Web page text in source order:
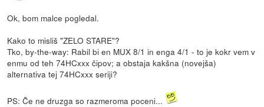
Ok, bom malce pogledal.
Kako to misliš "ZELO STARE"?
Tko, by-the-way: Rabil bi en MUX 8/1 in enga 4/1 - to je kokr vem v
enmu od teh 74HCxxx čipov; a obstaja kakšna (novejša)
alternativa tej 74HCxxx seriji?
PS: Če ne druzga so razmeroma poceni...